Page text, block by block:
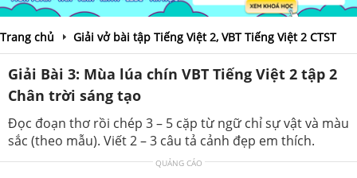
Trang chủ Giải vở bài tập Tiếng Việt 2, VBT Tiếng Việt 2 CTST
Giải Bài 3: Mùa lúa chín VBT Tiếng Việt 2 tập 2
Chân trời sáng tạo
Đọc đoạn thơ rồi chép 3 – 5 cặp từ ngữ chỉ sự vật và màu
sắc (theo mẫu). Viết 2 – 3 câu tả cảnh đẹp em thích.
QUẢNG CÁO